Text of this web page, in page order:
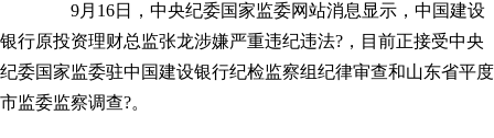
9月16日，中央纪委国家监委网站消息显示，中国建设
银行原投资理财总监张龙涉嫌严重违纪违法?，目前正接受中央
纪委国家监委驻中国建设银行纪检监察组纪律审查和山东省平度
市监委监察调查?。
网站地图